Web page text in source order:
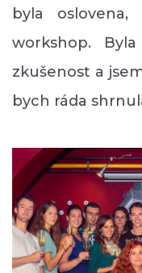
byla
workshop.
zkušenost a
bych ráda